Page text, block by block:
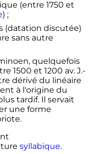
(entre 1750 et
) ;
(datation discutée)
sans autre
quelquefois
1500 et 1200 av. J.-
dérivé du linéaire
à l'origine du
tardif. Il servait
une forme
syllabique.